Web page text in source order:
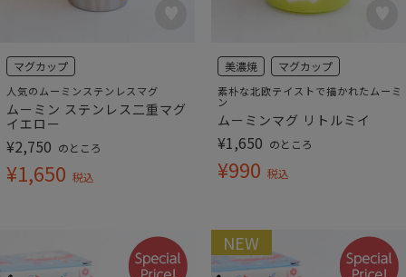
マグカップ
人気のムーミンステンレスマグ
ムーミン ステンレス二重マグ
イエロー
¥2,750 のところ
¥1,650 税込
美濃焼 マグカップ
素朴な北欧テイストで描かれたムーミ
ン
ムーミンマグ リトルミイ
¥1,650 のところ
¥990 税込
NEW